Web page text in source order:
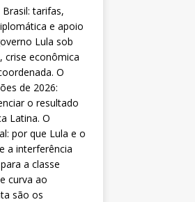
tarifas,
e apoio
Lula sob
crise econômica
O
de 2026:
o resultado
Latina. O
por que Lula e o
a interferência
a classe
curva ao
são os